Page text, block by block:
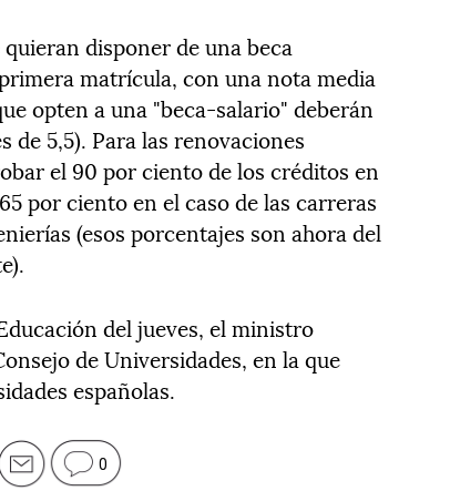
disponer de una beca
matrícula, con una nota media
opten a una "beca-salario" deberán
de 5,5). Para las renovaciones
el 90 por ciento de los créditos en
por ciento en el caso de las carreras
(esos porcentajes son ahora del
del jueves, el ministro
de Universidades, en la que
españolas.
0